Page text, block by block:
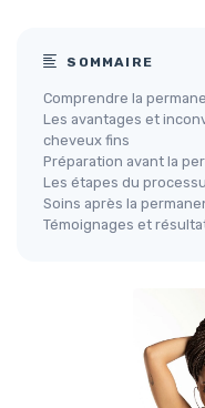
SOMMAIRE
Comprendre la
Les avantages et
cheveux fins
Préparation avant la
Les étapes du
Soins après la
Témoignages et